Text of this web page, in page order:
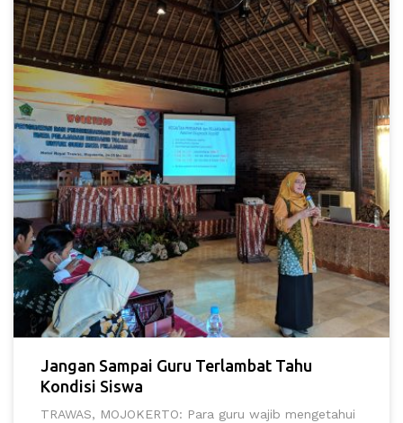
Jangan Sampai Guru Terlambat Tahu
Kondisi Siswa
TRAWAS, MOJOKERTO: Para guru wajib mengetahui